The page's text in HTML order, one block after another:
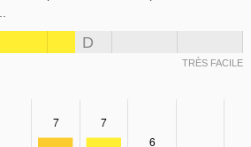
D
TRÈS FACILE